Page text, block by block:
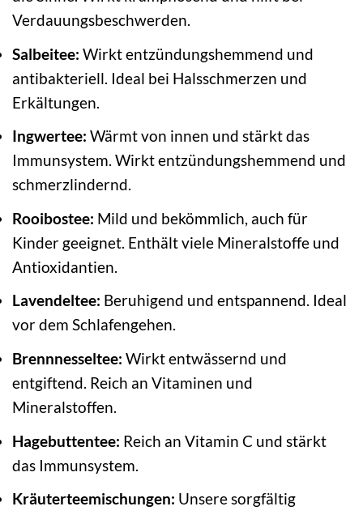
Verdauungsbeschwerden.
Salbeitee: Wirkt entzündungshemmend und
antibakteriell. Ideal bei Halsschmerzen und
Erkältungen.
Ingwertee: Wärmt von innen und stärkt das
Immunsystem. Wirkt entzündungshemmend und
schmerzlindernd.
Rooibostee: Mild und bekömmlich, auch für
Kinder geeignet. Enthält viele Mineralstoffe und
Antioxidantien.
Lavendeltee: Beruhigend und entspannend. Ideal
vor dem Schlafengehen.
Brennnesseltee: Wirkt entwässernd und
entgiftend. Reich an Vitaminen und
Mineralstoffen.
Hagebuttentee: Reich an Vitamin C und stärkt
das Immunsystem.
Kräuterteemischungen: Unsere sorgfältig